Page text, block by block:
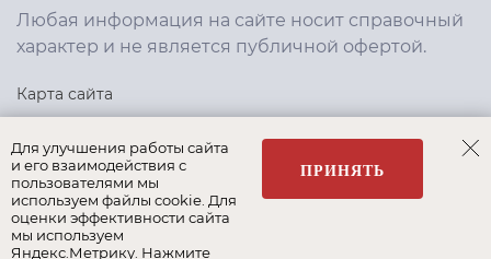
Любая информация на сайте носит справочный
характер и не является публичной офертой.
Карта сайта
Политика конфиденциальности
Создание сайта,интернет-маркетинг
Для улучшения работы сайта
и его взаимодействия с
пользователями мы
используем файлы cookie. Для
оценки эффективности сайта
мы используем
Яндекс.Метрику. Нажмите
ПРИНЯТЬ